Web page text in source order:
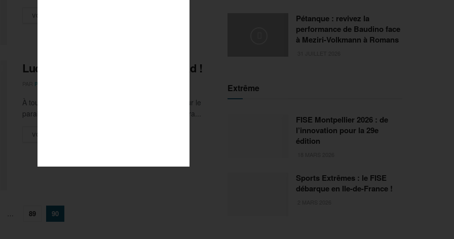
VOIR PLUS
Lucas Mazur, au volant du parabad !
PIERRE-ALEXIS LEDRU
À tout juste 20 ans, Lucas Mazur règne en maître sur le
parabadminton. Champion du monde en titre, il visera...
VOIR PLUS
… 89 90
Pétanque : revivez la
performance de Baudino face
à Meziri-Volkmann à Romans
Extrême
FISE Montpellier 2026 : de
l’innovation pour la 29e
édition
Sports Extrêmes : le FISE
débarque en Ile-de-France !